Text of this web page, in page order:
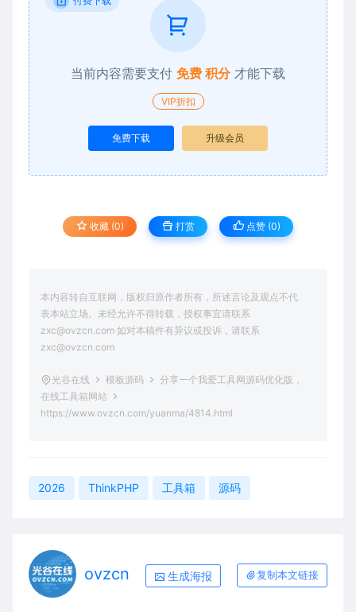
当前内容需要支付 免费 积分 才能下载
VIP折扣
免费下载 升级会员
收藏 (0) 打赏 点赞 (0)
本内容转自互联网，版权归原作者所有，所述言论及观点不代
表本站立场。未经允许不得转载，授权事宜请联系
zxc@ovzcn.com 如对本稿件有异议或投诉，请联系
zxc@ovzcn.com
光谷在线 模板源码
分享一个我爱工具网源码优化版，
在线工具箱网站
https://www.ovzcn.com/yuanma/4814.html
2026 ThinkPHP 工具箱 源码
ovzcn 生成海报 复制本文链接